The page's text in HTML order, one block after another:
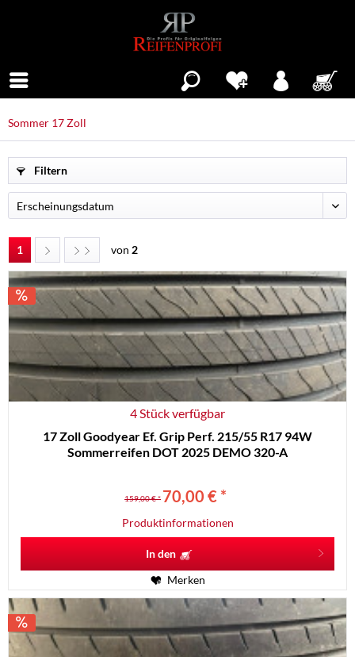
Sommer 17 Zoll
Filtern
1 von 2
4 Stück verfügbar
17 Zoll Goodyear Ef. Grip Perf. 215/55 R17 94W
Sommerreifen DOT 2025 DEMO 320-A
159,00 € * 70,00 € *
Produktinformationen
In den
Merken